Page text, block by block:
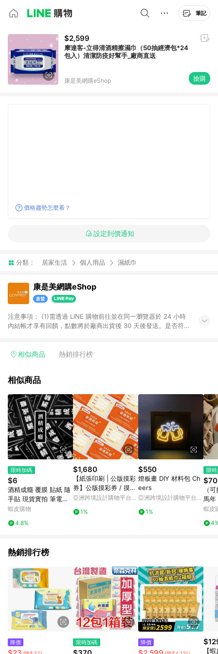
筆記
$2,599
摩達客-立得清酒精擦濕巾（50抽經濟包*24
包入）清潔防疫好幫手_廠商直送
康是美網購eShop 搶購
價格趨勢怎麼看？
設定到價通知
分類： 居家生活 個人用品 濕紙巾
康是美網購eShop
注意事項：​ (1)需透過 LINE 購物前往並在同一瀏覽器於 24 小時
內結帳才享有回饋，點數將於廠商出貨後 30 天後發送。​是否符
黃金鑽飾/精品相關/3C數位(含周邊)/家電視聽/運動戶外/母嬰用
饋%」，將於訂單成立後由「LINE購物通知」之官方帳號訊息通
依LINE購物網站訂單成立通知為準。​​ (5)LINE購物設有「單一商
品最高回饋點數」機制 (部分時段開放「回饋無上限」)，以同一
訂單中同一商品不論件數計算，請依訂單成立當下LINE購物的回
饋機制為準。
相似商品 熱銷排行榜
相似商品
限時加碼
$6
酒精成癮 覆膜 貼紙 隨
手貼 現貨實拍 筆電貼
紙 銅板貼紙 SSS002_1
蝦皮購物
4.8%
$1,680
【紙張印刷 | 公版摸彩
券】公版摸彩券 / 摸彩
券
亞洲跨境設計購物平台
1%
$550
燈板畫 DIY 材料包 Ch
eers
亞洲跨境設計購物平台
1%
限
$70
（
馬年
喝酒
喝酒
蝦皮
熱銷排行榜
降價 限時加碼 降價
【